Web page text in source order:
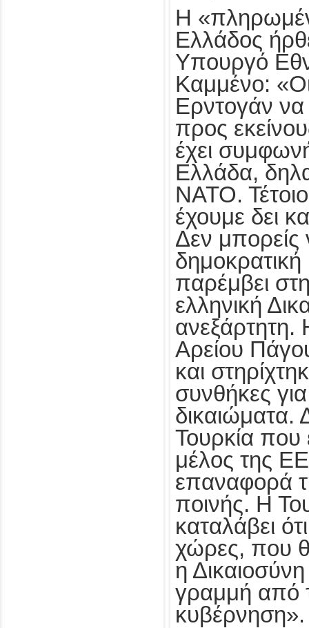
Η
Ελλάδος
Υπουργό
Καμμένο:
Ερντογάν
προς
έχει
Ελλάδα,
ΝΑΤΟ.
έχουμε δει
Δεν μπορείς
παρέμβει
ελληνική
Αρείου
και
συνθήκες
δικαιώματα.
Τουρκία που
μέλος της
επαναφορά
ποινής. Η
καταλάβει
χώρες, που
η
γραμμή από
κυβέρνηση».